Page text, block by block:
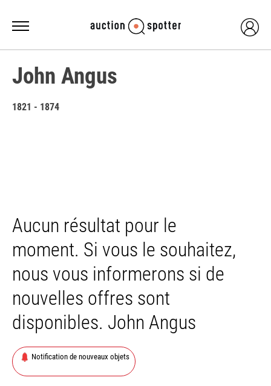
John Angus
1821 - 1874
Aucun résultat pour le
moment. Si vous le souhaitez,
nous vous informerons si de
nouvelles offres sont
disponibles. John Angus
Notification de nouveaux objets